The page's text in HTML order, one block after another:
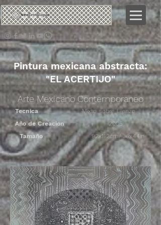
NéoCrotalique
Pintura mexicana abstracta:
"EL ACERTIJO"
Arte Mexicano Contemporaneo
Tecnica
Mixto sobre Lienzo
Año de Creacion
Tamaño
2005
92x112cm/ 36x44in